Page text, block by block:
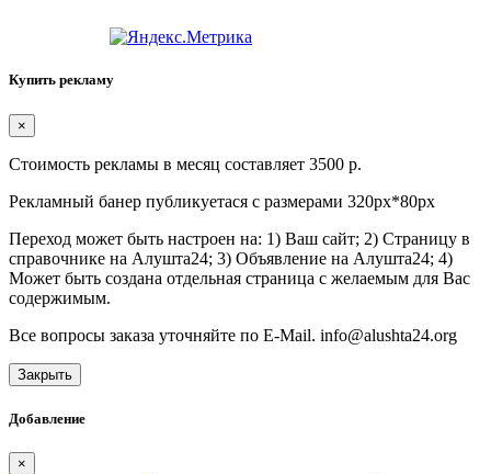
Купить рекламу
×
Стоимость рекламы в месяц составляет 3500 р.
Рекламный банер публикуетася с размерами 320px*80px
Переход может быть настроен на: 1) Ваш сайт; 2) Страницу в
справочнике на Алушта24; 3) Объявление на Алушта24; 4)
Может быть создана отдельная страница с желаемым для Вас
содержимым.
Все вопросы заказа уточняйте по E-Mail. info@alushta24.org
Закрыть
Добавление
×